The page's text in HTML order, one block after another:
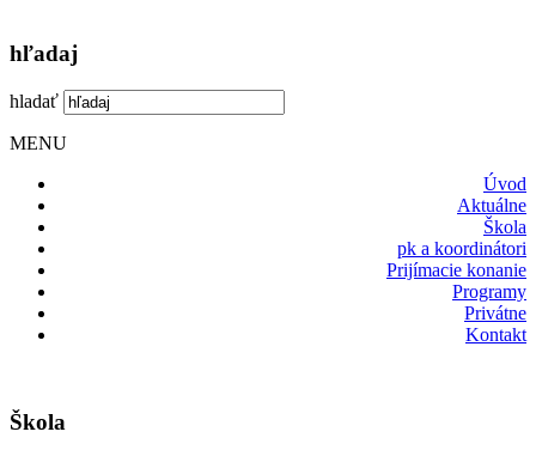
hľadaj
hladať
MENU
Úvod
Aktuálne
Škola
pk a koordinátori
Prijímacie konanie
Programy
Privátne
Kontakt
Škola